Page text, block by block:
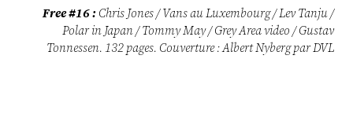
Free #16 :Chris Jones / Vans au Luxembourg / Lev Tanju /
Polar in Japan / Tommy May / Grey Area video / Gustav
Tonnessen. 132 pages. Couverture : Albert Nyberg par DVL